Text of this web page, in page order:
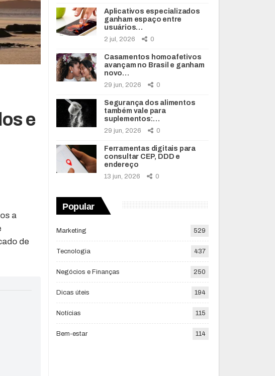
e
a
de
Aplicativos especializados
ganham espaço entre
usuários…
2 jul, 2026 0
Casamentos homoafetivos
avançam no Brasil e ganham
novo…
29 jun, 2026 0
Segurança dos alimentos
também vale para
suplementos:…
29 jun, 2026 0
Ferramentas digitais para
consultar CEP, DDD e
endereço
13 jun, 2026 0
Popular
Marketing 529
Tecnologia 437
Negócios e Finanças 250
Dicas úteis 194
Notícias 115
Bem-estar 114